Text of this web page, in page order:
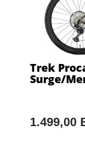
Trek
Surge/
1.499,00